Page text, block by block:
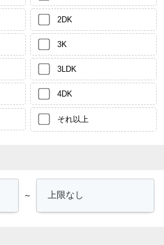
2DK
3K
3LDK
4DK
それ以上
～